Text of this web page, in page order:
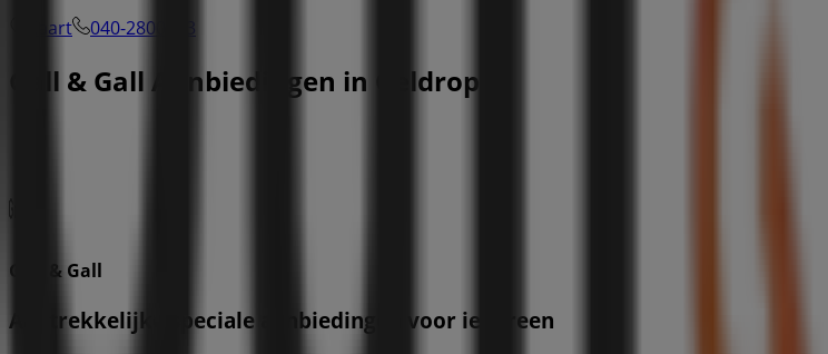
Kaart
040-2800153
Gall & Gall Aanbiedingen in Geldrop
Gall & Gall
Aantrekkelijke speciale aanbiedingen voor iedereen